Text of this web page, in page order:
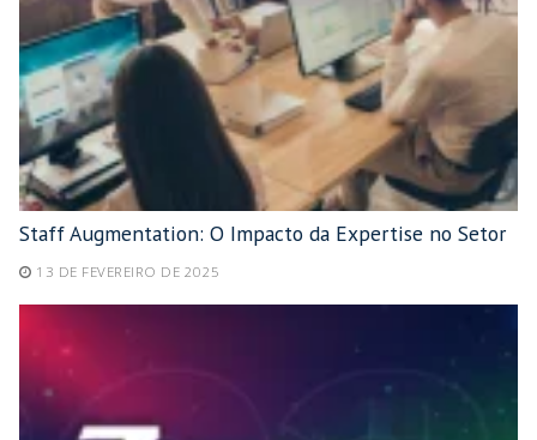
Staff Augmentation: O Impacto da Expertise no Setor
13 DE FEVEREIRO DE 2025